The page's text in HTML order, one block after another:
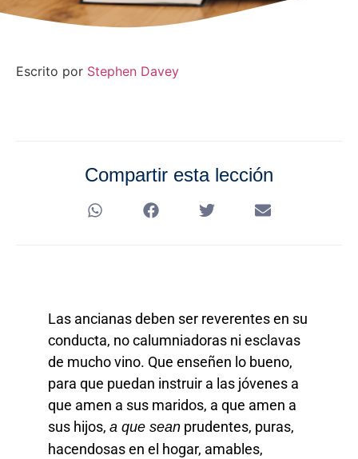
Escrito por Stephen Davey
Compartir esta lección
Las ancianas deben ser reverentes en su
conducta, no calumniadoras ni esclavas
de mucho vino. Que enseñen lo bueno,
para que puedan instruir a las jóvenes a
que amen a sus maridos, a que amen a
sus hijos, a que sean prudentes, puras,
hacendosas en el hogar, amables,